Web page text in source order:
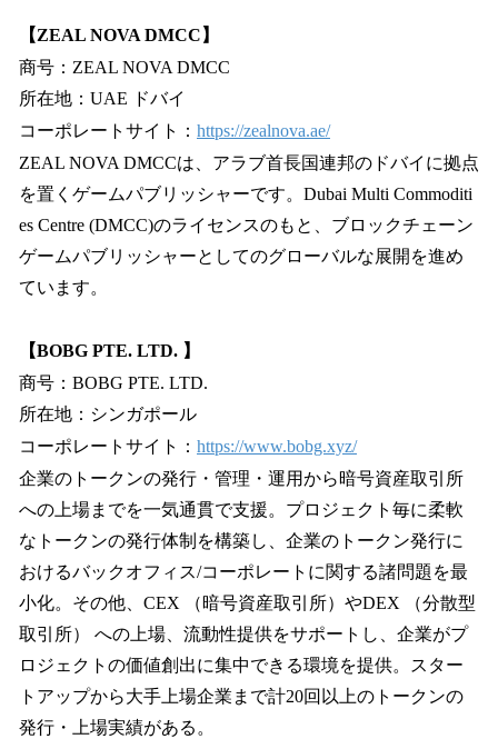
【ZEAL NOVA DMCC】
商号：ZEAL NOVA DMCC
所在地：UAE ドバイ
コーポレートサイト： https://zealnova.ae/
ZEAL NOVA DMCCは、アラブ首長国連邦のドバイに拠点
を置くゲームパブリッシャーです。Dubai Multi Commoditi
es Centre (DMCC)のライセンスのもと、ブロックチェーン
ゲームパブリッシャーとしてのグローバルな展開を進め
ています。
【BOBG PTE. LTD. 】
商号：BOBG PTE. LTD.
所在地：シンガポール
コーポレートサイト： https://www.bobg.xyz/
企業のトークンの発行・管理・運用から暗号資産取引所
への上場までを一気通貫で支援。プロジェクト毎に柔軟
なトークンの発行体制を構築し、企業のトークン発行に
おけるバックオフィス/コーポレートに関する諸問題を最
小化。その他、CEX （暗号資産取引所）やDEX （分散型
取引所） への上場、流動性提供をサポートし、企業がプ
ロジェクトの価値創出に集中できる環境を提供。スター
トアップから大手上場企業まで計20回以上のトークンの
発行・上場実績がある。